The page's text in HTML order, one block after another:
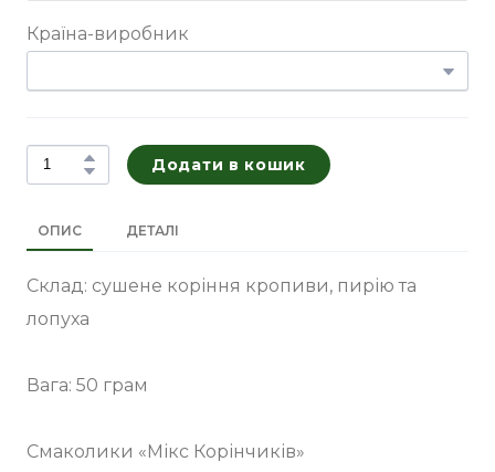
Країна-виробник
Додати в кошик
ОПИС ДЕТАЛІ
Склад: сушене коріння кропиви, пирію та
лопуха
Вага: 50 грам
Смаколики «Мікс Корінчиків»